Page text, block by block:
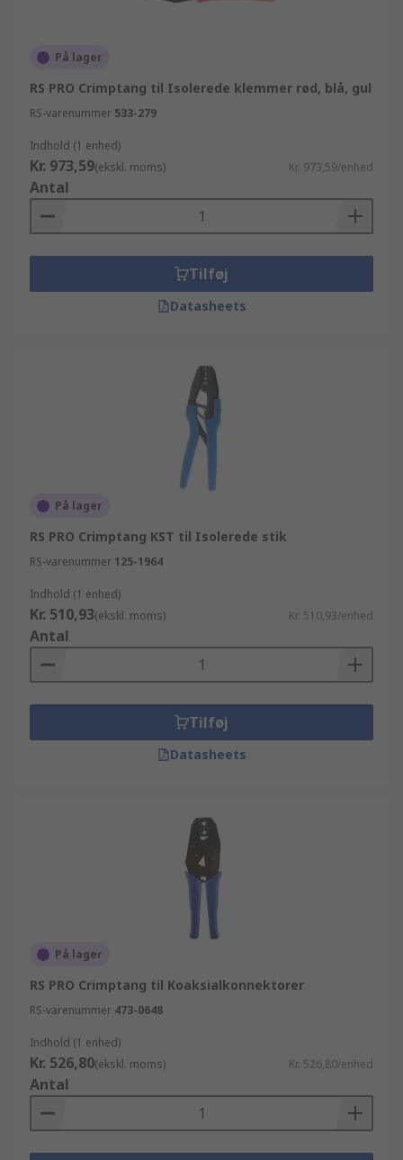
På lager
RS PRO Crimptang til Isolerede klemmer rød, blå, gul
RS-varenummer 533-279
Indhold (1 enhed)
Kr. 973,59(ekskl. moms) Kr. 973,59/enhed
Antal
Tilføj
Datasheets
På lager
RS PRO Crimptang KST til Isolerede stik
RS-varenummer 125-1964
Indhold (1 enhed)
Kr. 510,93(ekskl. moms) Kr. 510,93/enhed
Antal
Tilføj
Datasheets
På lager
RS PRO Crimptang til Koaksialkonnektorer
RS-varenummer 473-0648
Indhold (1 enhed)
Kr. 526,80(ekskl. moms) Kr. 526,80/enhed
Antal